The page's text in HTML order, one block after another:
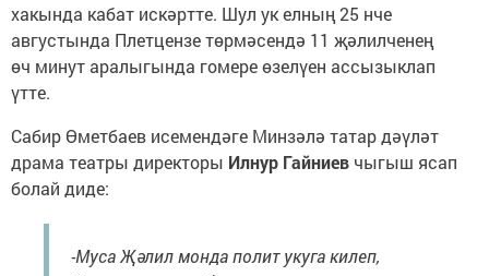
хакында кабат искәртте. Шул ук елның 25 нче
августында Плетцензе төрмәсендә 11 җәлилченең
өч минут аралыгында гомере өзелүен ассызыклап
үтте.
Сабир Өметбаев исемендәге Минзәлә татар дәүләт
драма театры директоры Илнур Гайниев чыгыш ясап
болай диде:
-Муса Җәлил монда полит укуга килеп,